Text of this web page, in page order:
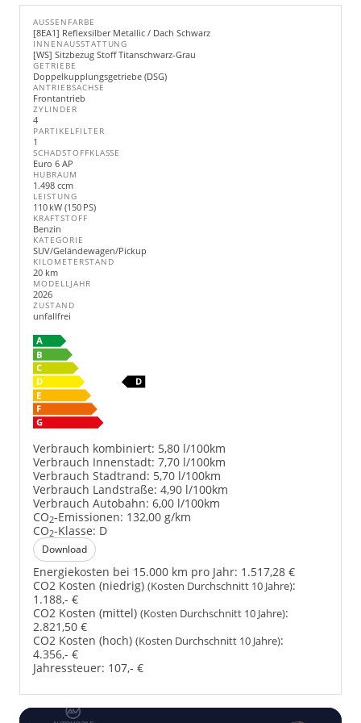
AUSSENFARBE
[8EA1] Reflexsilber Metallic / Dach Schwarz
INNENAUSSTATTUNG
[WS] Sitzbezug Stoff Titanschwarz-Grau
GETRIEBE
Doppelkupplungsgetriebe (DSG)
ANTRIEBSACHSE
Frontantrieb
ZYLINDER
4
PARTIKELFILTER
1
SCHADSTOFFKLASSE
Euro 6 AP
HUBRAUM
1.498 ccm
LEISTUNG
110 kW (150 PS)
KRAFTSTOFF
Benzin
KATEGORIE
SUV/Geländewagen/Pickup
KILOMETERSTAND
20 km
MODELLJAHR
2026
ZUSTAND
unfallfrei
Verbrauch kombiniert: 5,80 l/100km
Verbrauch Innenstadt: 7,70 l/100km
Verbrauch Stadtrand: 5,70 l/100km
Verbrauch Landstraße: 4,90 l/100km
Verbrauch Autobahn: 6,00 l/100km
CO2-Emissionen: 132,00 g/km
CO2-Klasse: D
Download
Energiekosten bei 15.000 km pro Jahr: 1.517,28 €
CO2 Kosten (niedrig) (Kosten Durchschnitt 10 Jahre):
1.188,- €
CO2 Kosten (mittel) (Kosten Durchschnitt 10 Jahre):
2.821,50 €
CO2 Kosten (hoch) (Kosten Durchschnitt 10 Jahre):
4.356,- €
Jahressteuer: 107,- €